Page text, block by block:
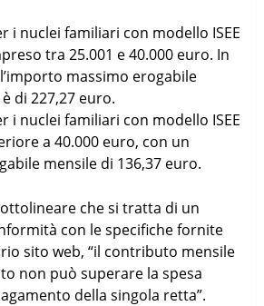
i nuclei familiari con modello ISEE
tra 25.001 e 40.000 euro. In
massimo erogabile
di 227,27 euro.
i nuclei familiari con modello ISEE
a 40.000 euro, con un
mensile di 136,37 euro.
che si tratta di un
con le specifiche fornite
sito web, “il contributo mensile
non può superare la spesa
della singola retta”.